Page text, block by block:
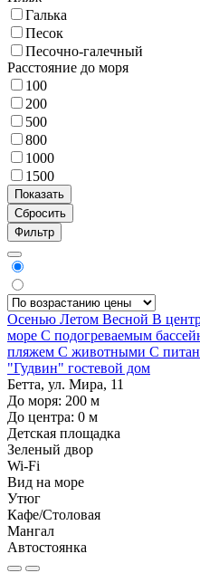
Галька
Песок
Песочно-галечный
Расстояние до моря
100
200
500
800
1000
1500
Фильтр
Осенью Летом Весной В
море С подогреваемым
пляжем С животными С
"Гудвин" гостевой дом
Бетта, ул. Мира, 11
До моря: 200 м
До центра: 0 м
Детская площадка
Зеленый двор
Wi-Fi
Вид на море
Утюг
Кафе/Столовая
Мангал
Автостоянка